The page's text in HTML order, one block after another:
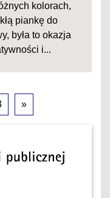
kolorach,
piankę do
była to okazja
i...
»